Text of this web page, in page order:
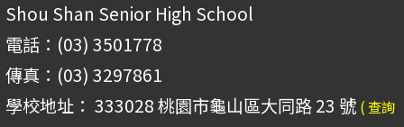
Shou Shan Senior High School
電話：(03) 3501778
傳真：(03) 3297861
學校地址： 333028 桃園市龜山區大同路 23 號 ( 查詢